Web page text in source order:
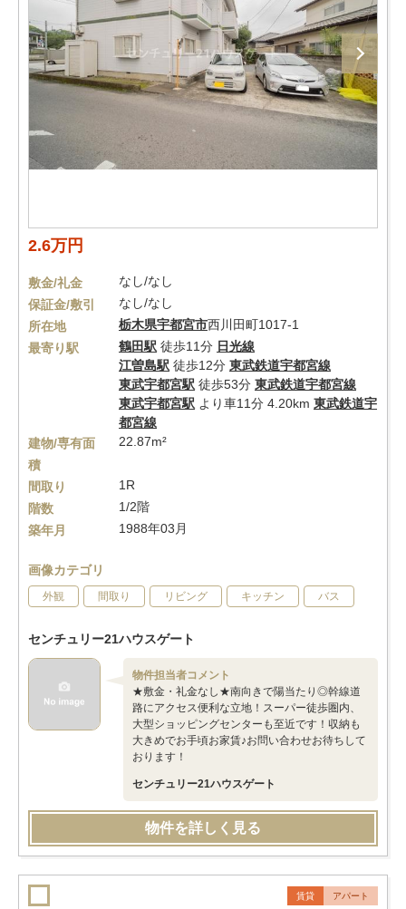
2.6万円
敷金/礼金
なし/なし
保証金/敷引
なし/なし
所在地
栃木県宇都宮市西川田町1017-1
最寄り駅
鶴田駅 徒歩11分 日光線
江曽島駅 徒歩12分 東武鉄道宇都宮線
東武宇都宮駅 徒歩53分 東武鉄道宇都宮線
東武宇都宮駅 より車11分 4.20km 東武鉄道宇
都宮線
建物/専有面
積
22.87m²
間取り
1R
階数
1/2階
築年月
1988年03月
画像カテゴリ
外観 間取り リビング キッチン バス
センチュリー21ハウスゲート
物件担当者コメント
★敷金・礼金なし★南向きで陽当たり◎幹線道
路にアクセス便利な立地！スーパー徒歩圏内、
大型ショッピングセンターも至近です！収納も
大きめでお手頃お家賃♪お問い合わせお待ちして
おります！
センチュリー21ハウスゲート
物件を詳しく見る
賃貸 アパート